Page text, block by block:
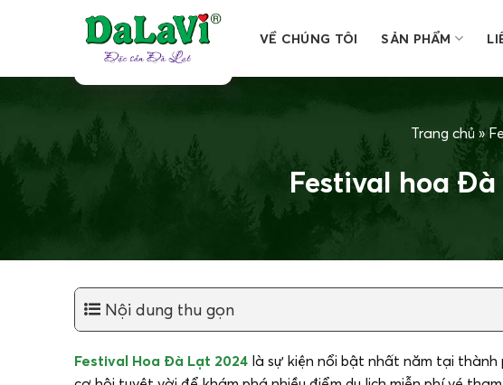
dung
VỀ CHÚNG TÔI SẢN PHẨM
Trang chủ»
Festival hoa
Nội dung thu gọn
Festival Hoa Đà Lạt 2024 là sự kiện nổi bật nhất năm tại thành